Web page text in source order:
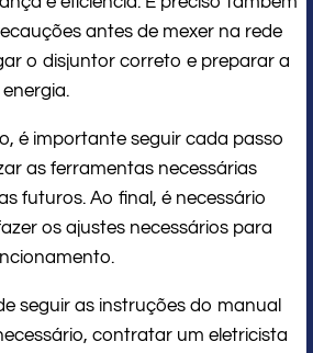
antes de mexer na rede
o disjuntor correto e preparar a
é importante seguir cada passo
as ferramentas necessárias
futuros. Ao final, é necessário
os ajustes necessários para
seguir as instruções do manual
contratar um eletricista